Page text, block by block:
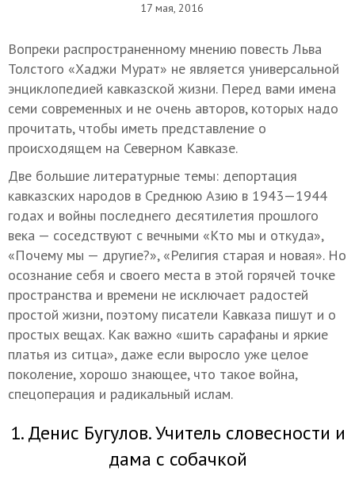
17 мая, 2016
Вопреки распространенному мнению повесть Льва
Толстого «Хаджи Мурат» не является универсальной
энциклопедией кавказской жизни. Перед вами имена
семи современных и не очень авторов, которых надо
прочитать, чтобы иметь представление о
происходящем на Северном Кавказе.
Две большие литературные темы: депортация
кавказских народов в Среднюю Азию в 1943—1944
годах и войны последнего десятилетия прошлого
века — соседствуют с вечными «Кто мы и откуда»,
«Почему мы — другие?», «Религия старая и новая». Но
осознание себя и своего места в этой горячей точке
пространства и времени не исключает радостей
простой жизни, поэтому писатели Кавказа пишут и о
простых вещах. Как важно «шить сарафаны и яркие
платья из ситца», даже если выросло уже целое
поколение, хорошо знающее, что такое война,
спецоперация и радикальный ислам.
1. Денис Бугулов. Учитель словесности и
дама с собачкой